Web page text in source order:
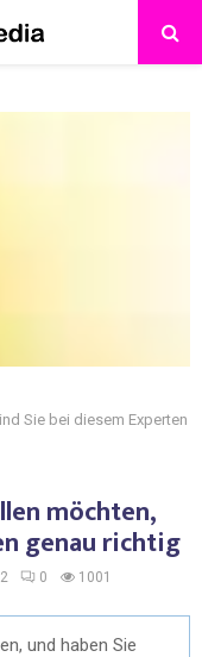
Sie bei diesem Experten
möchten,
genau richtig
0 1001
und haben Sie